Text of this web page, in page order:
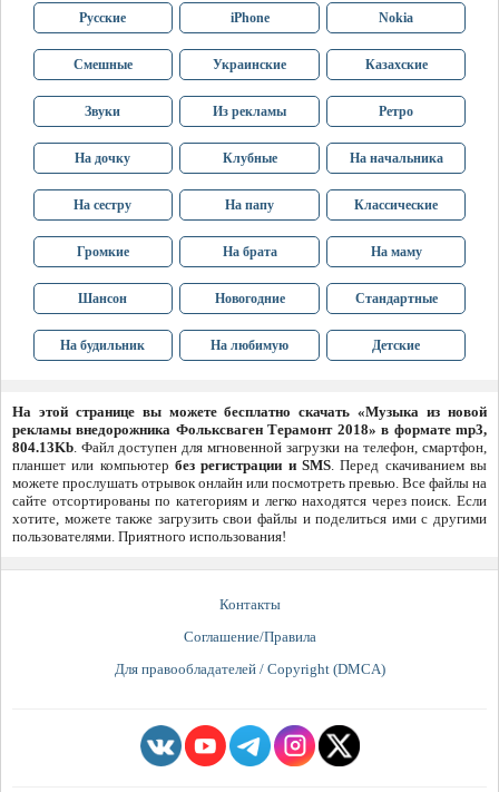
Русские iPhone Nokia
Смешные Украинские Казахские
Звуки Из рекламы Ретро
На дочку Клубные На начальника
На сестру На папу Классические
Громкие На брата На маму
Шансон Новогодние Стандартные
На будильник На любимую Детские
На этой странице вы можете бесплатно скачать «Музыка из новой
рекламы внедорожника Фольксваген Терамонт 2018» в формате mp3,
804.13Kb. Файл доступен для мгновенной загрузки на телефон, смартфон,
планшет или компьютер без регистрации и SMS. Перед скачиванием вы
можете прослушать отрывок онлайн или посмотреть превью. Все файлы на
сайте отсортированы по категориям и легко находятся через поиск. Если
хотите, можете также загрузить свои файлы и поделиться ими с другими
пользователями. Приятного использования!
Контакты
Соглашение/Правила
Для правообладателей / Copyright (DMCA)